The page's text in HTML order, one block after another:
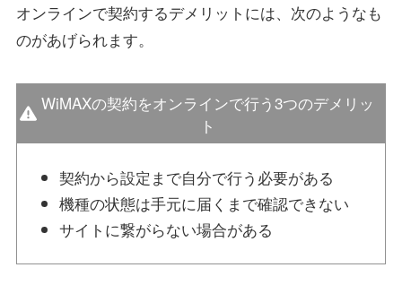
オンラインで契約するデメリットには、次のようなも
のがあげられます。
WiMAXの契約をオンラインで行う3つのデメリッ
ト
契約から設定まで自分で行う必要がある
機種の状態は手元に届くまで確認できない
サイトに繋がらない場合がある